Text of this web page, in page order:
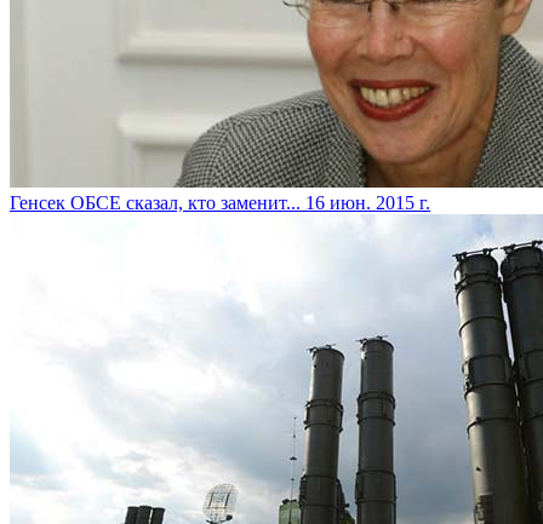
Генсек ОБСЕ сказал, кто заменит... 16 июн. 2015 г.